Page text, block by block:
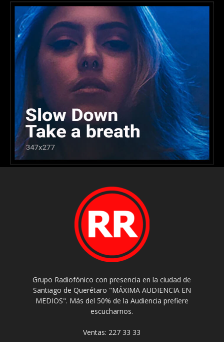
Grupo Radiofónico con presencia en la ciudad de
Santiago de Querétaro "MÁXIMA AUDIENCIA EN
MEDIOS". Más del 50% de la Audiencia prefiere
escucharnos.
Ventas: 227 33 33